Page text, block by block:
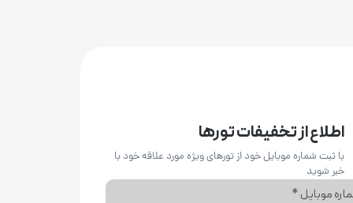
اطلاع از تخفیفات تورها
با ثبت شماره موبایل خود از تورهای ویژه مورد علاقه خود با
خبر شوید